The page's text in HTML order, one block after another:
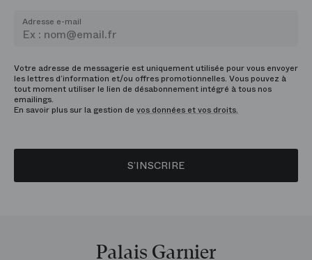
Adresse e-mail
Votre adresse de messagerie est uniquement utilisée pour vous envoyer
les lettres d’information et/ou offres promotionnelles. Vous pouvez à
tout moment utiliser le lien de désabonnement intégré à tous nos
emailings.
En savoir plus sur la gestion de vos données et vos droits.
S’INSCRIRE
Palais Garnier